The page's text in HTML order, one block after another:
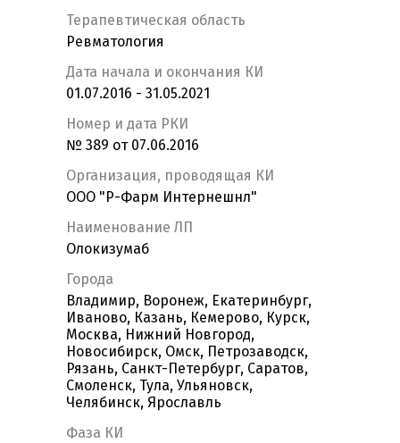
Терапевтическая область
Ревматология
Дата начала и окончания КИ
01.07.2016 - 31.05.2021
Номер и дата РКИ
№ 389 от 07.06.2016
Организация, проводящая КИ
ООО "Р-Фарм Интернешнл"
Наименование ЛП
Олокизумаб
Города
Владимир, Воронеж, Екатеринбург,
Иваново, Казань, Кемерово, Курск,
Москва, Нижний Новгород,
Новосибирск, Омск, Петрозаводск,
Рязань, Санкт-Петербург, Саратов,
Смоленск, Тула, Ульяновск,
Челябинск, Ярославль
Фаза КИ